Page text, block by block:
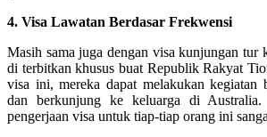
4. Visa Lawatan Berdasar Frekwensi
Masih sama juga dengan visa kunjungan tur
di terbitkan khusus buat Republik Rakyat
visa ini, mereka dapat melakukan kegiatan
dan berkunjung ke keluarga di
pengerjaan visa untuk tiap-tiap orang ini